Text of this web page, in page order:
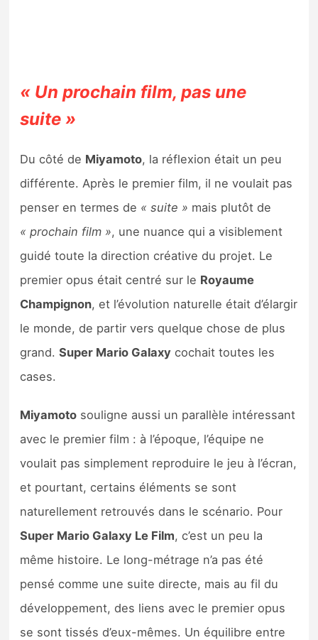
« Un prochain film, pas une
suite »
Du côté de Miyamoto, la réflexion était un peu
différente. Après le premier film, il ne voulait pas
penser en termes de « suite » mais plutôt de
« prochain film », une nuance qui a visiblement
guidé toute la direction créative du projet. Le
premier opus était centré sur le Royaume
Champignon, et l’évolution naturelle était d’élargir
le monde, de partir vers quelque chose de plus
grand.Super Mario Galaxy cochait toutes les
cases.
Miyamoto souligne aussi un parallèle intéressant
avec le premier film : à l’époque, l’équipe ne
voulait pas simplement reproduire le jeu à l’écran,
et pourtant, certains éléments se sont
naturellement retrouvés dans le scénario. Pour
Super Mario Galaxy Le Film, c’est un peu la
même histoire. Le long-métrage n’a pas été
pensé comme une suite directe, mais au fil du
développement, des liens avec le premier opus
se sont tissés d’eux-mêmes. Un équilibre entre